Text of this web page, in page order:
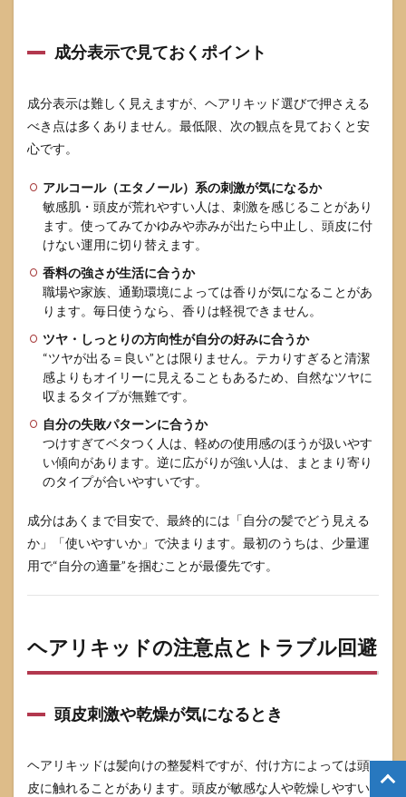
成分表示で見ておくポイント
成分表示は難しく見えますが、ヘアリキッド選びで押さえる
べき点は多くありません。最低限、次の観点を見ておくと安
心です。
アルコール（エタノール）系の刺激が気になるか
敏感肌・頭皮が荒れやすい人は、刺激を感じることがあり
ます。使ってみてかゆみや赤みが出たら中止し、頭皮に付
けない運用に切り替えます。
香料の強さが生活に合うか
職場や家族、通勤環境によっては香りが気になることがあ
ります。毎日使うなら、香りは軽視できません。
ツヤ・しっとりの方向性が自分の好みに合うか
“ツヤが出る＝良い”とは限りません。テカりすぎると清潔
感よりもオイリーに見えることもあるため、自然なツヤに
収まるタイプが無難です。
自分の失敗パターンに合うか
つけすぎてベタつく人は、軽めの使用感のほうが扱いやす
い傾向があります。逆に広がりが強い人は、まとまり寄り
のタイプが合いやすいです。
成分はあくまで目安で、最終的には「自分の髪でどう見える
か」「使いやすいか」で決まります。最初のうちは、少量運
用で“自分の適量”を掴むことが最優先です。
ヘアリキッドの注意点とトラブル回避
頭皮刺激や乾燥が気になるとき
ヘアリキッドは髪向けの整髪料ですが、付け方によっては頭
皮に触れることがあります。頭皮が敏感な人や乾燥しやすい